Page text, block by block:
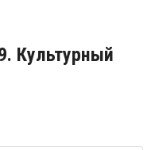
Культурный